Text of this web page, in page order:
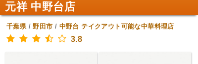
元祥 中野台店
千葉県/野田市 / 中野台 テイクアウト可能な中華料理店
3.8